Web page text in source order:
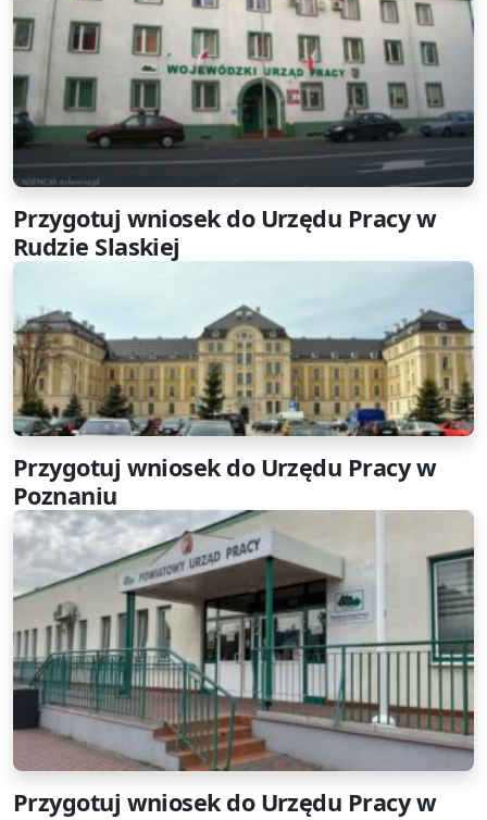
Przygotuj wniosek do Urzędu Pracy w
Rudzie Slaskiej
Przygotuj wniosek do Urzędu Pracy w
Poznaniu
Przygotuj wniosek do Urzędu Pracy w